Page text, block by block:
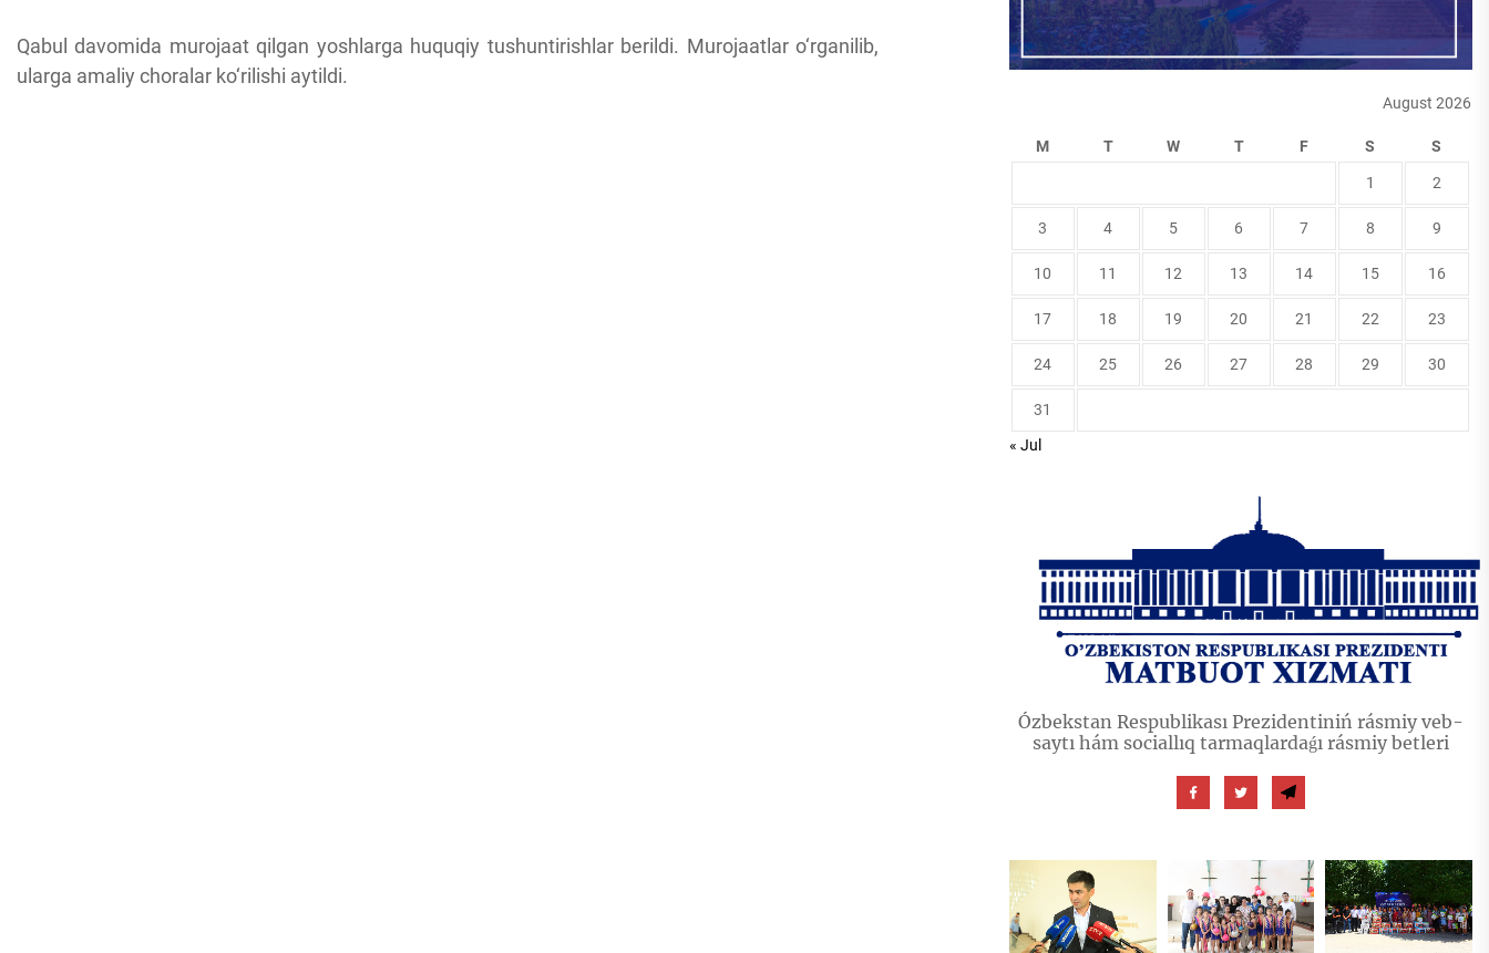
Qabul davomida murojaat qilgan yoshlarga huquqiy tushuntirishlar berildi. Murojaatlar o‘rganilib,
ularga amaliy choralar ko‘rilishi aytildi.
August 2026
M T W T F S S
1 2
3 4 5 6 7 8 9
10 11 12 13 14 15 16
17 18 19 20 21 22 23
24 25 26 27 28 29 30
31
« Jul
Ózbekstan Respublikası Prezidentiniń rásmiy veb-
saytı hám sociallıq tarmaqlardaǵı rásmiy betleri